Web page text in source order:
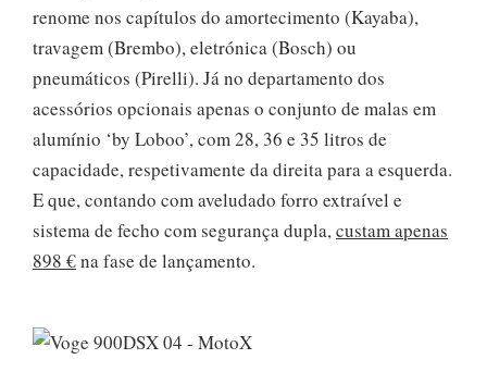
renome nos capítulos do amortecimento (Kayaba),
travagem (Brembo), eletrónica (Bosch) ou
pneumáticos (Pirelli). Já no departamento dos
acessórios opcionais apenas o conjunto de malas em
alumínio ‘by Loboo’, com 28, 36 e 35 litros de
capacidade, respetivamente da direita para a esquerda.
E que, contando com aveludado forro extraível e
sistema de fecho com segurança dupla, custam apenas
898 €na fase de lançamento.